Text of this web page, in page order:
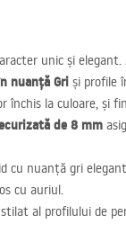
unic și elegant.
nuanță Gri și profile
închis la culoare, și
de 8 mm
cu nuanță gri
cu auriul.
al profilului de